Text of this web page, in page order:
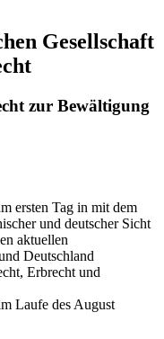
Gesellschaft
zur Bewältigung
ersten Tag in mit dem
und deutscher Sicht
aktuellen
Deutschland
Erbrecht und
Laufe des August